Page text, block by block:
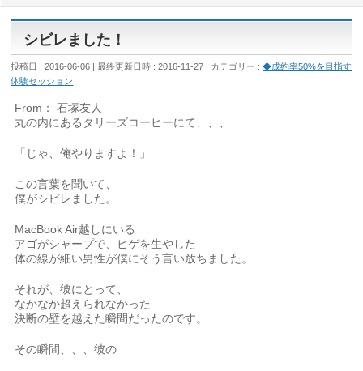
シビレました！
投稿日 : 2016-06-06 最終更新日時 : 2016-11-27 カテゴリー :◆成約率50%を目指す
体験セッション
From： 石塚友人
丸の内にあるタリーズコーヒーにて、、、
「じゃ、俺やりますよ！」
この言葉を聞いて、
僕がシビレました。
MacBook Air越しにいる
アゴがシャープで、ヒゲを生やした
体の線が細い男性が僕にそう言い放ちました。
それが、彼にとって、
なかなか超えられなかった
決断の壁を越えた瞬間だったのです。
その瞬間、、、彼の